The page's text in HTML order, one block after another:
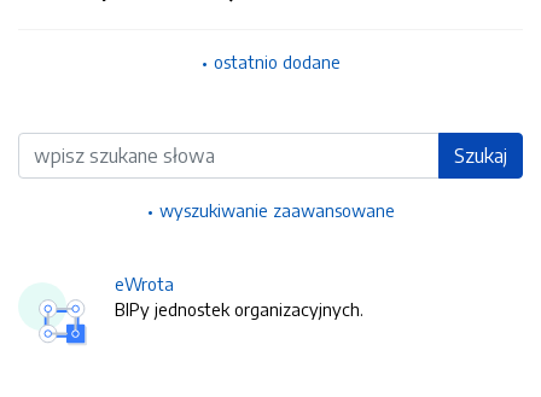
ostatnio dodane
Wyszukiwarka Szukaj
wyszukiwanie zaawansowane
eWrota
BIPy jednostek organizacyjnych.